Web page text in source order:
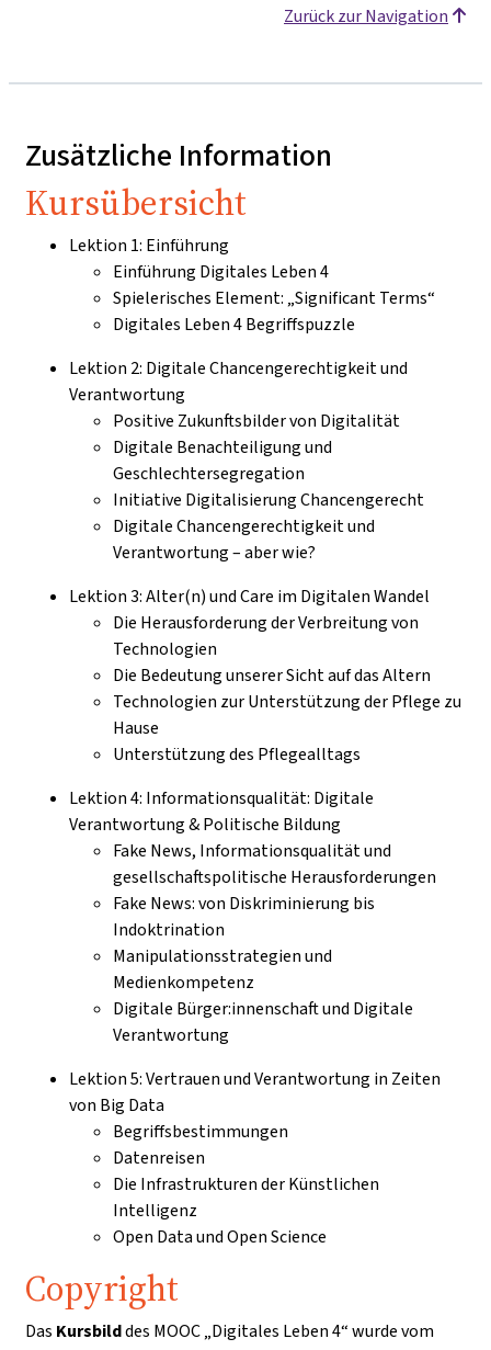
Zurück zur Navigation
Zusätzliche Information
Kursübersicht
Lektion 1: Einführung
Einführung Digitales Leben 4
Spielerisches Element: „Significant Terms“
Digitales Leben 4 Begriffspuzzle
Lektion 2: Digitale Chancengerechtigkeit und
Verantwortung
Positive Zukunftsbilder von Digitalität
Digitale Benachteiligung und
Geschlechtersegregation
Initiative Digitalisierung Chancengerecht
Digitale Chancengerechtigkeit und
Verantwortung – aber wie?
Lektion 3: Alter(n) und Care im Digitalen Wandel
Die Herausforderung der Verbreitung von
Technologien
Die Bedeutung unserer Sicht auf das Altern
Technologien zur Unterstützung der Pflege zu
Hause
Unterstützung des Pflegealltags
Lektion 4: Informationsqualität: Digitale
Verantwortung & Politische Bildung
Fake News, Informationsqualität und
gesellschaftspolitische Herausforderungen
Fake News: von Diskriminierung bis
Indoktrination
Manipulationsstrategien und
Medienkompetenz
Digitale Bürger:innenschaft und Digitale
Verantwortung
Lektion 5: Vertrauen und Verantwortung in Zeiten
von Big Data
Begriffsbestimmungen
Datenreisen
Die Infrastrukturen der Künstlichen
Intelligenz
Open Data und Open Science
Copyright
Das Kursbilddes MOOC „Digitales Leben 4“ wurde vom